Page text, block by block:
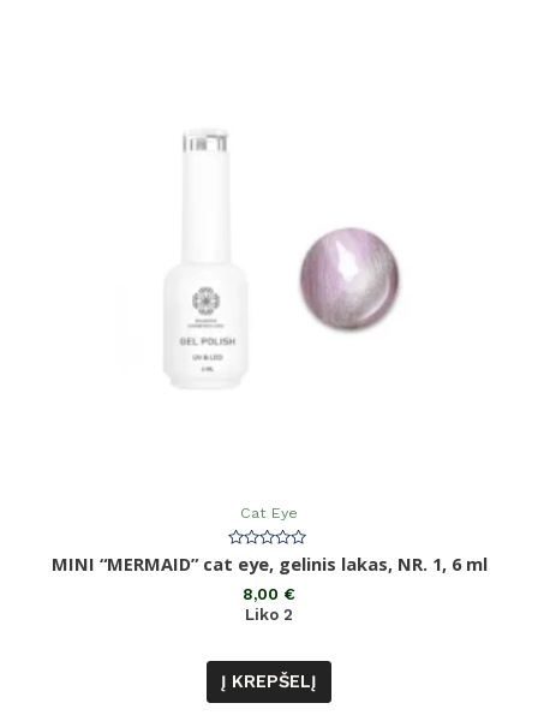
Cat Eye
Įvertinimas:
0
MINI “MERMAID” cat eye, gelinis lakas, NR. 1, 6 ml
8,00 €
Liko 2
Į KREPŠELĮ